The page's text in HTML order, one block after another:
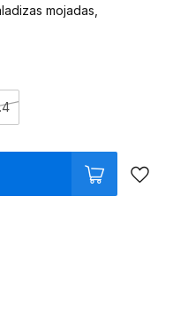
mojadas,